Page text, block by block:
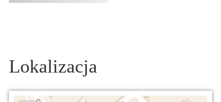
Lokalizacja